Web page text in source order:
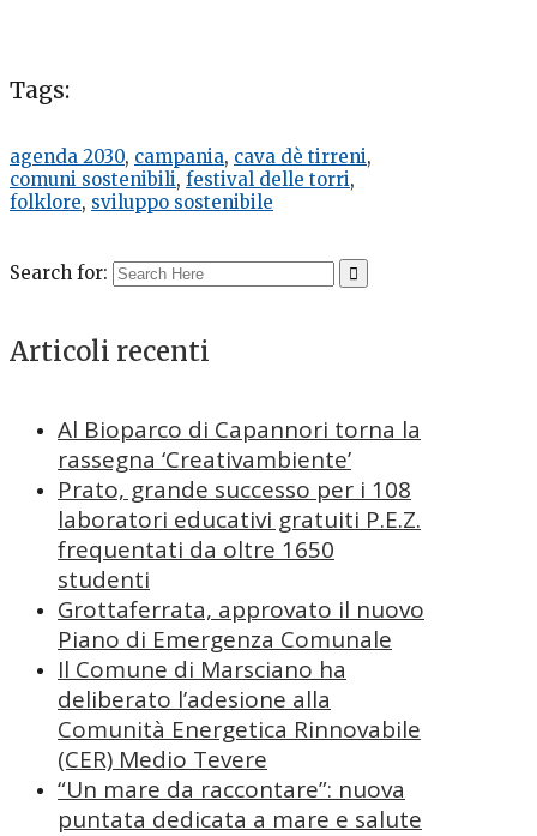
Tags:
agenda 2030, campania, cava dè tirreni,
comuni sostenibili, festival delle torri,
folklore, sviluppo sostenibile
Search for:
Articoli recenti
Al Bioparco di Capannori torna la
rassegna ‘Creativambiente’
Prato, grande successo per i 108
laboratori educativi gratuiti P.E.Z.
frequentati da oltre 1650
studenti
Grottaferrata, approvato il nuovo
Piano di Emergenza Comunale
Il Comune di Marsciano ha
deliberato l’adesione alla
Comunità Energetica Rinnovabile
(CER) Medio Tevere
“Un mare da raccontare”: nuova
puntata dedicata a mare e salute